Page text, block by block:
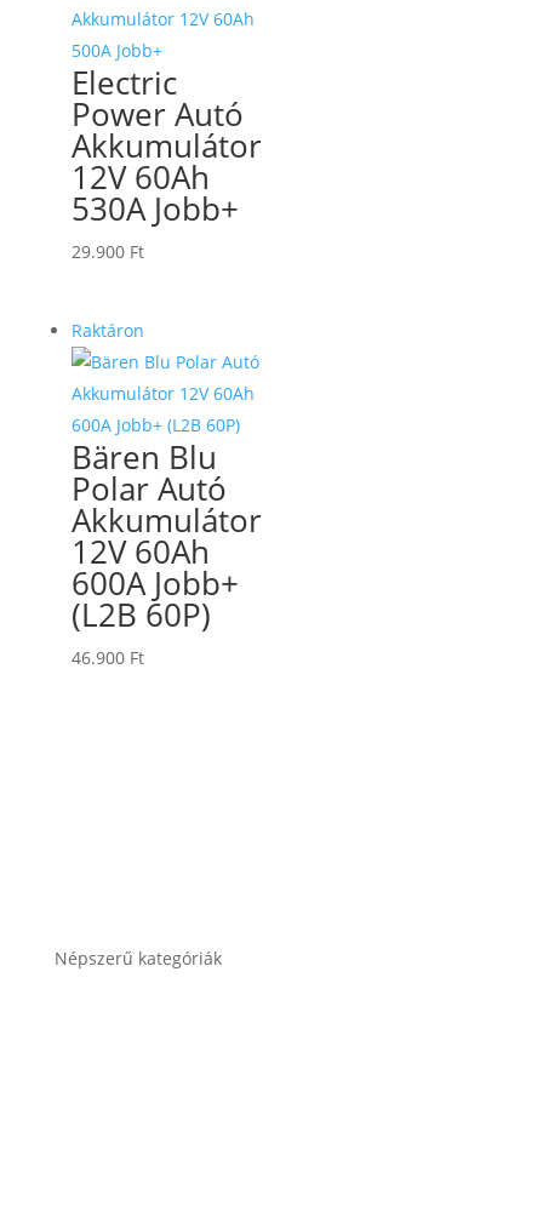
Electric
Power Autó
Akkumulátor
12V 60Ah
530A Jobb+
29.900 Ft
Raktáron
Bären Blu
Polar Autó
Akkumulátor
12V 60Ah
600A Jobb+
(L2B 60P)
46.900 Ft
Népszerű kategóriák